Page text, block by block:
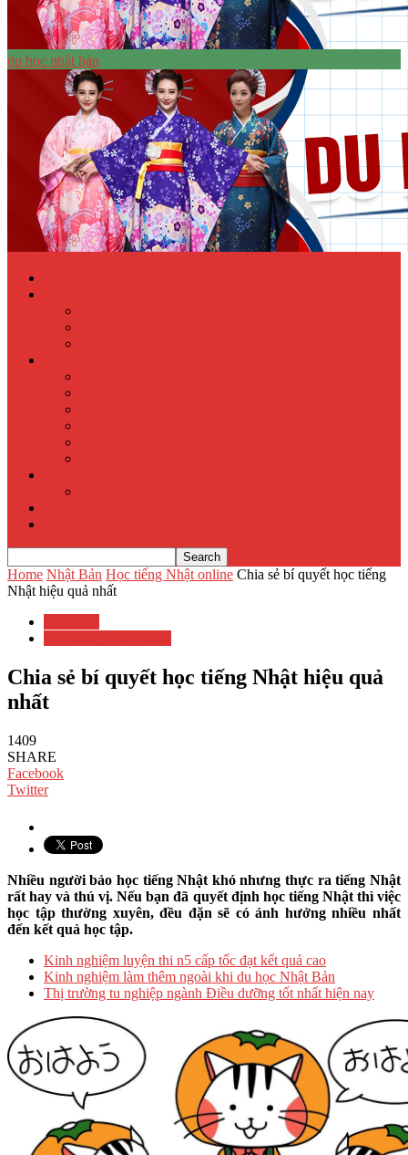
du học nhật bản
Home Nhật Bản Học tiếng Nhật online Chia sẻ bí quyết học tiếng
Nhật hiệu quả nhất
Chia sẻ bí quyết học tiếng Nhật hiệu quả
nhất
1409
SHARE
Facebook
Twitter
Nhiều người bảo học tiếng Nhật khó nhưng thực ra tiếng Nhật
rất hay và thú vị. Nếu bạn đã quyết định học tiếng Nhật thì việc
học tập thường xuyên, đều đặn sẽ có ảnh hưởng nhiều nhất
đến kết quả học tập.
Kinh nghiệm luyện thi n5 cấp tốc đạt kết quả cao
Kinh nghiệm làm thêm ngoài khi du học Nhật Bản
Thị trường tu nghiệp ngành Điều dưỡng tốt nhất hiện nay